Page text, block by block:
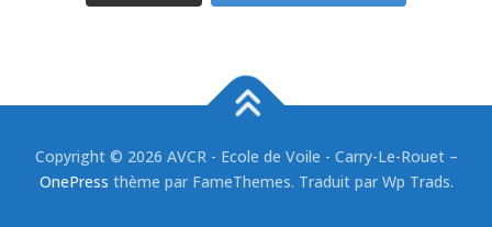
Copyright © 2026 AVCR - Ecole de Voile - Carry-Le-Rouet –
OnePress thème par FameThemes. Traduit par Wp Trads.